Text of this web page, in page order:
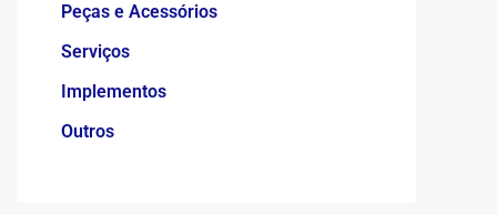
Peças e Acessórios
Serviços
Implementos
Outros